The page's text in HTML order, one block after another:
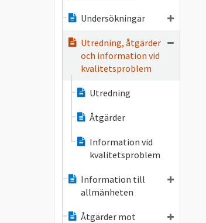
Undersökningar
Utredning, åtgärder
och information vid
kvalitetsproblem
Utredning
Åtgärder
Information vid
kvalitetsproblem
Information till
allmänheten
Åtgärder mot